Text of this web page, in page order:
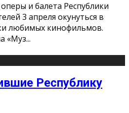
и балета Республики
3 апреля окунуться в
любимых кинофильмов.
«Муз...
Республику